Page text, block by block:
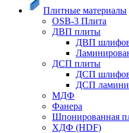
Плитные материалы
OSB-3 Плита
ДВП плиты
ДВП
ДСП плиты
ДСП
ДСП
МДФ
Фанера
Шпонированная
ХДФ (HDF)